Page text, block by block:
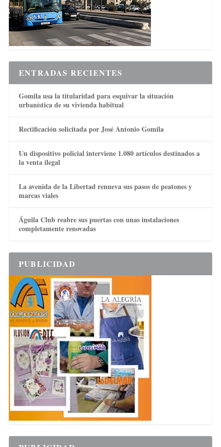
ENTRADAS RECIENTES
Gomila usa la titularidad para esquivar la situación
urbanística de su vivienda habitual
Rectificación solicitada por José Antonio Gomila
Un dispositivo policial interviene 1.080 artículos destinados a
la venta ilegal
La avenida de la Libertad renueva sus pasos de peatones y
marcas viales
Águila Club reabre sus puertas con unas instalaciones
completamente renovadas
PUBLICIDAD